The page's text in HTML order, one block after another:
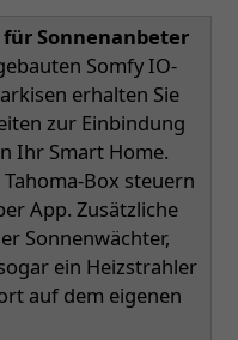
Sonnenanbeter
Somfy IO-
erhalten Sie
zur Einbindung
Ihr Smart Home.
Box steuern
App. Zusätzliche
Sonnenwächter,
ein Heizstrahler
auf dem eigenen